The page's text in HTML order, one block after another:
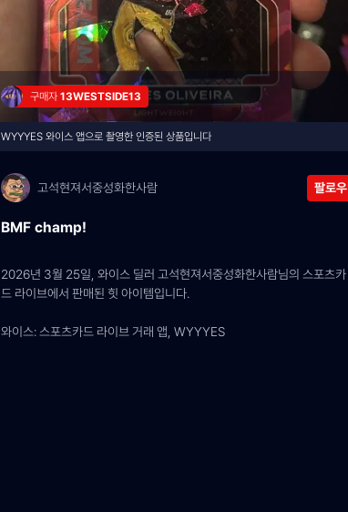
구매자 13WESTSIDE13
WYYYES 와이스 앱으로 촬영한 인증된 상품입니다
고석현져서중성화한사람 팔로우
BMF champ!
2026년 3월 25일, 와이스 딜러 고석현져서중성화한사람님의 스포츠카
드 라이브에서 판매된 힛 아이템입니다.
와이스: 스포츠카드 라이브 거래 앱, WYYYES